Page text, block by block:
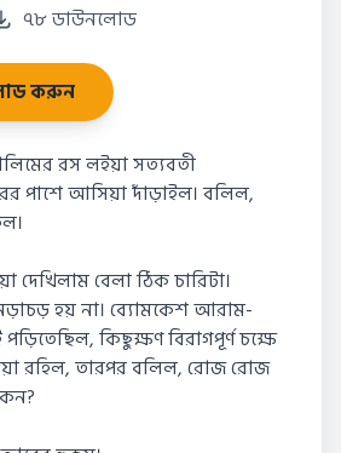
৭৮ ডাউনলোড
করুন
রস লইয়া সত্যবতী
পাশে আসিয়া দাঁড়াইল। বলিল,
দেখিলাম বেলা ঠিক চারিটা।
হয় না। ব্যোমকেশ আরাম-
কিছুক্ষণ বিরাগপূর্ণ চক্ষে
রহিল, তারপর বলিল, রোজ রোজ